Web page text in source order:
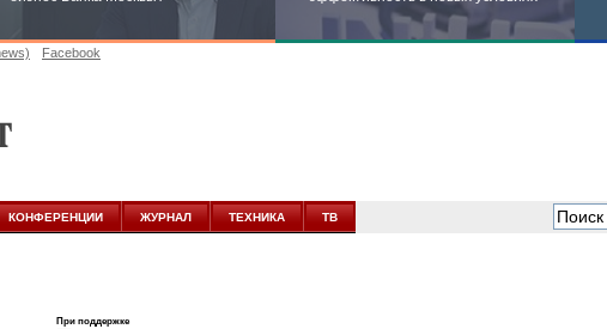
новых условиях
Facebook
КОНФЕРЕНЦИИ ЖУРНАЛ ТЕХНИКА ТВ
При поддержке